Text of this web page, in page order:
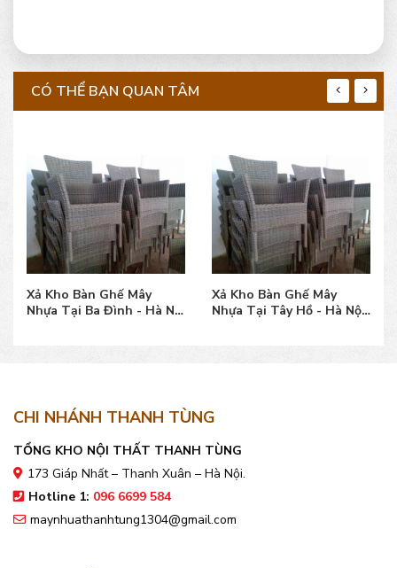
CÓ THỂ BẠN QUAN TÂM
Xả Kho Bàn Ghế Mây
Nhựa Tại Ba Đình - Hà Nội
Xả Kho Bàn Ghế Mây
Nhựa Tại Tây Hồ - Hà Nội
CHI NHÁNH THANH TÙNG
TỔNG KHO NỘI THẤT THANH TÙNG
173 Giáp Nhất – Thanh Xuân – Hà Nội.
Hotline 1: 096 6699 584
maynhuathanhtung1304@gmail.com